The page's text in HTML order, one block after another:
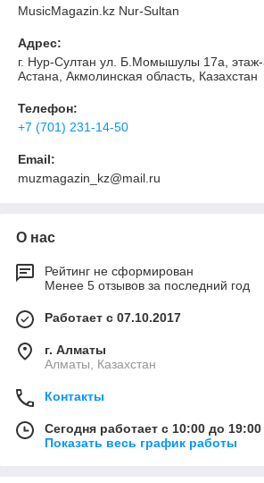
MusicMagazin.kz Nur-Sultan
Адрес:
г. Нур-Султан ул. Б.Момышулы 17а,
Астана, Акмолинская область, Казахстан
Телефон:
+7 (701) 231-14-50
Email:
muzmagazin_kz@mail.ru
О нас
Рейтинг не сформирован
Менее 5 отзывов за последний год
Работает с 07.10.2017
г. Алматы
Алматы, Казахстан
Контакты
Сегодня работает с 10:00 до 19:00
Показать весь график работы